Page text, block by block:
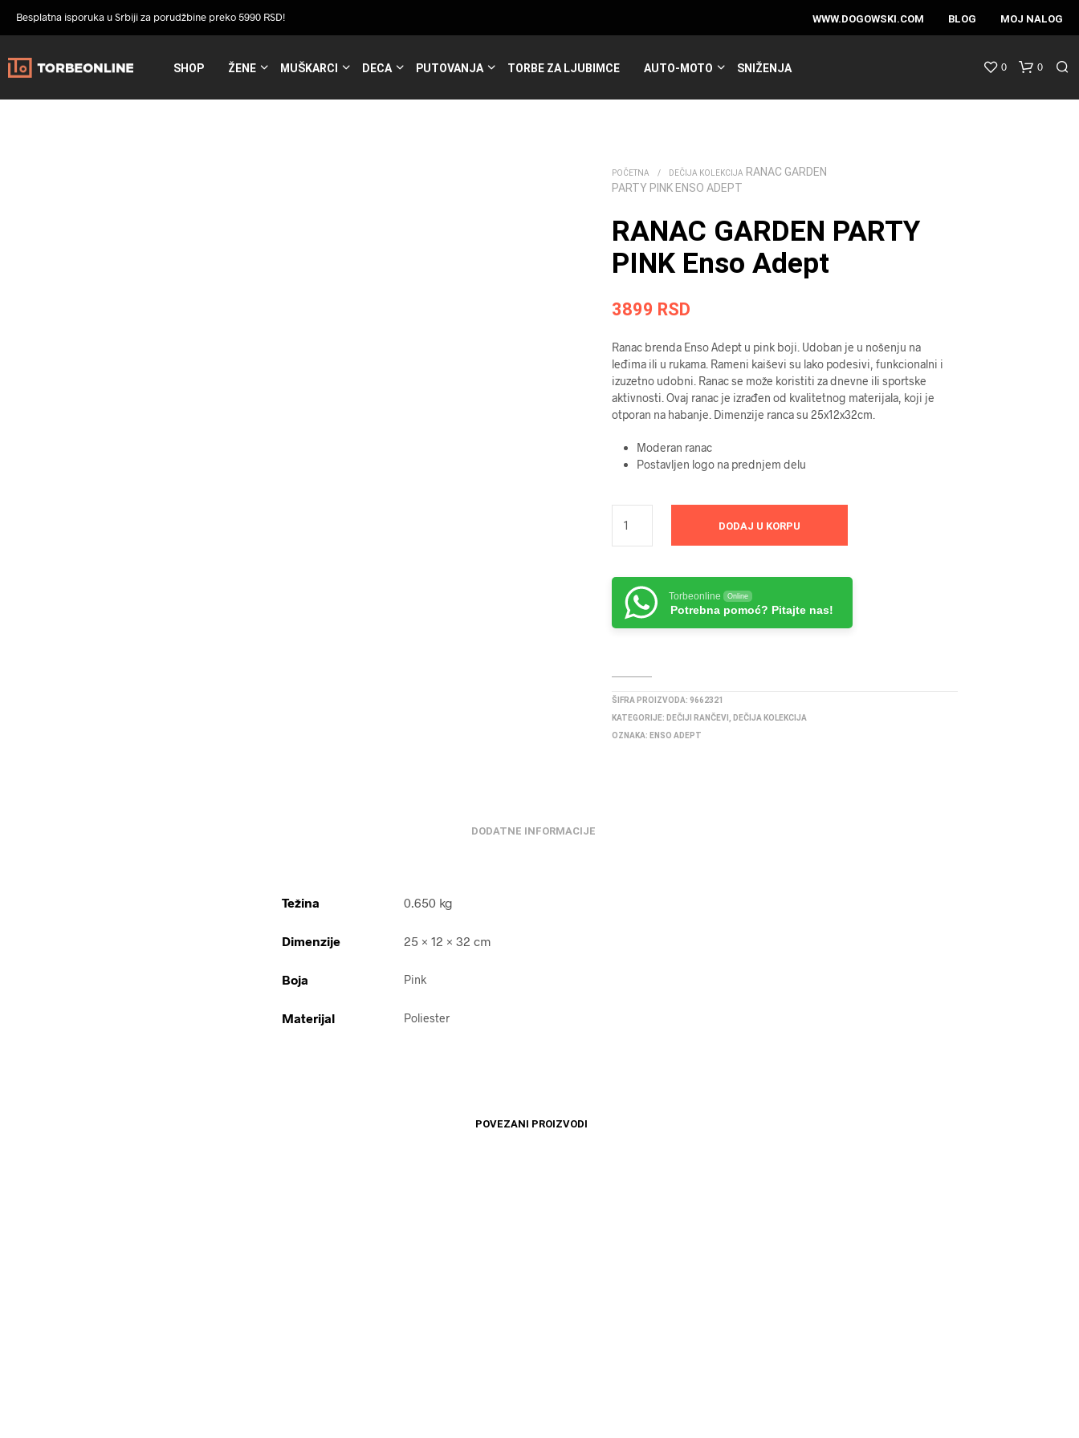
Besplatna isporuka u Srbiji za porudžbine preko 5990 RSD! WWW.DOGOWSKI.COM BLOG MOJ NALOG
SHOP ŽENE MUŠKARCI DECA PUTOVANJA TORBE ZA LJUBIMCE AUTO-MOTO SNIŽENJA 0 0
POČETNA / DEČIJA KOLEKCIJA RANAC GARDEN
PARTY PINK ENSO ADEPT
RANAC GARDEN PARTY
PINK Enso Adept
3899 RSD
Ranac brenda Enso Adept u pink boji. Udoban je u nošenju na
leđima ili u rukama. Rameni kaiševi su lako podesivi, funkcionalni i
izuzetno udobni. Ranac se može koristiti za dnevne ili sportske
aktivnosti. Ovaj ranac je izrađen od kvalitetnog materijala, koji je
otporan na habanje. Dimenzije ranca su 25x12x32cm.
Moderan ranac
Postavljen logo na prednjem delu
DODAJ U KORPU
Torbeonline Online
Potrebna pomoć? Pitajte nas!
ŠIFRA PROIZVODA:9662321
KATEGORIJE: DEČIJI RANČEVI
DEČIJA KOLEKCIJA
OZNAKA: ENSO ADEPT
DODATNE INFORMACIJE
Težina 0.650 kg
Dimenzije 25 × 12 × 32 cm
Boja Pink
Materijal Poliester
POVEZANI PROIZVODI